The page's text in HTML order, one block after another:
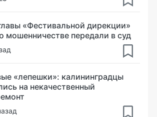
«Фестивальной дирекции»
мошенничестве передали в суд
«лепешки»: калининградцы
на некачественный